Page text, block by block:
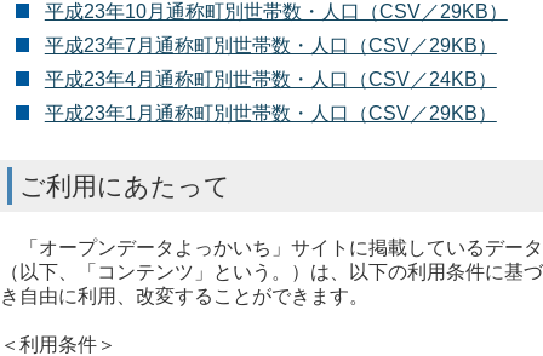
平成23年10月通称町別世帯数・人口（CSV／29KB）
平成23年7月通称町別世帯数・人口（CSV／29KB）
平成23年4月通称町別世帯数・人口（CSV／24KB）
平成23年1月通称町別世帯数・人口（CSV／29KB）
ご利用にあたって
「オープンデータよっかいち」サイトに掲載しているデータ
（以下、「コンテンツ」という。）は、以下の利用条件に基づ
き自由に利用、改変することができます。
＜利用条件＞